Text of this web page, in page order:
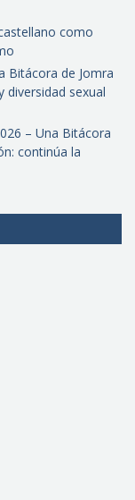
como
Bitácora de Jomra
diversidad sexual
– Una Bitácora
continúa la